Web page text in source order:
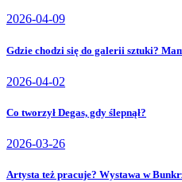
2026-04-09
Gdzie chodzi się do galerii sztuki?
2026-04-02
Co tworzył Degas, gdy ślepnął?
2026-03-26
Artysta też pracuje? Wystawa w